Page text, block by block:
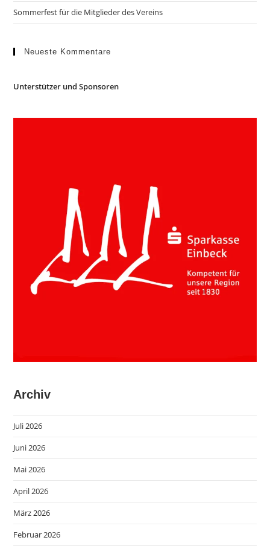
Sommerfest für die Mitglieder des Vereins
Neueste Kommentare
Unterstützer und Sponsoren
Archiv
Juli 2026
Juni 2026
Mai 2026
April 2026
März 2026
Februar 2026